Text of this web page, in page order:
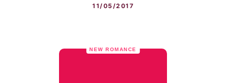
11/05/2017
NEW ROMANCE